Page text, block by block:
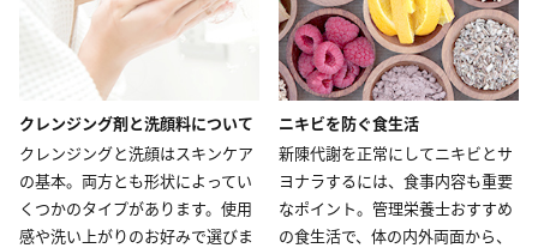
クレンジング剤と洗顔料について
クレンジングと洗顔はスキンケア
の基本。両方とも形状によってい
くつかのタイプがあります。使用
感や洗い上がりのお好みで選びま
ニキビを防ぐ食生活
新陳代謝を正常にしてニキビとサ
ヨナラするには、食事内容も重要
なポイント。管理栄養士おすすめ
の食生活で、体の内外両面から、